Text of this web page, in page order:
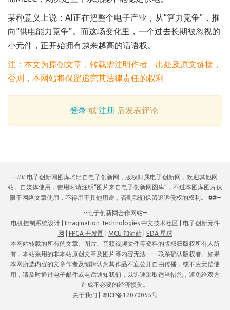
某种意义上说：AI正在把整个电子产业，从“算力竞争”，推
向“供电能力竞争”。而这场变化里，一个过去长期被忽视的
小元件，正开始拥有越来越高的话语权。
注：本文为原创文章，转载需注明作者、出处及原文链接，
否则，本网站将保留追究其法律责任的权利
登录或 注册后发表评论
--## 电子创新网图库均出自电子创新网，版权归属电子创新网，欢迎其他网
站、自媒体使用，使用时请注明“图片来自电子创新网图库”，不过本图库图片仅
限于网络文章使用，不得用于其他用途，否则我们保留追诉侵权的权利。 ##--
--电子创新网合作网站--
电机控制系统设计| Imagination Technologies 中文技术社区
电子创新元件
网
FPGA 开发圈 MCU 加油站| EDA 星球
本网站转载的所有的文章、图片、音频视频文件等资料的版权归版权所有人所
有，本站采用的非本站原创文章及图片等内容无法一一联系确认版权者。如果
本网所选内容的文章作者及编辑认为其作品不宜公开自由传播，或不应无偿使
用，请及时通过电子邮件或电话通知我们，以迅速采取适当措施，避免给双方
造成不必要的经济损失。
关于我们
粤ICP备12070055号